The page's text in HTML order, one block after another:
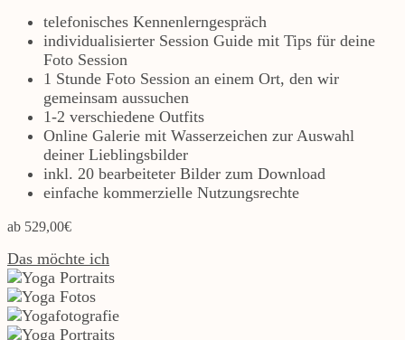
telefonisches Kennenlerngespräch
individualisierter Session Guide mit Tips für deine
Foto Session
1 Stunde Foto Session an einem Ort, den wir
gemeinsam aussuchen
1-2 verschiedene Outfits
Online Galerie mit Wasserzeichen zur Auswahl
deiner Lieblingsbilder
inkl. 20 bearbeiteter Bilder zum Download
einfache kommerzielle Nutzungsrechte
ab 529,00€
Das möchte ich